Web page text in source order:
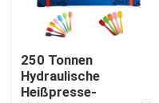
Über uns
Fabrik Tour
250 Tonnen
Hydraulische
Heißpresse-